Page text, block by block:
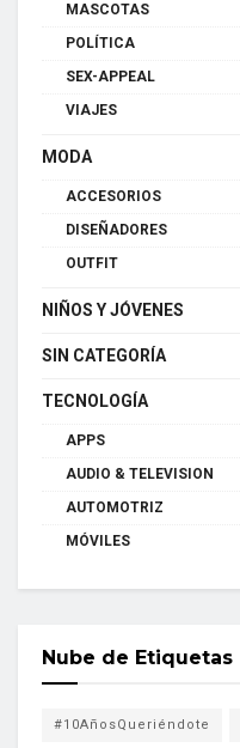
MASCOTAS
POLÍTICA
SEX-APPEAL
VIAJES
MODA
ACCESORIOS
DISEÑADORES
OUTFIT
NIÑOS Y JÓVENES
SIN CATEGORÍA
TECNOLOGÍA
APPS
AUDIO & TELEVISION
AUTOMOTRIZ
MÓVILES
Nube de Etiquetas
#10AñosQueriéndote